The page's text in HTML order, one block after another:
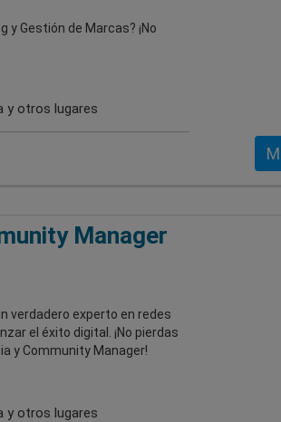
y Gestión de Marcas? ¡No
y otros lugares
Manager
verdadero experto en redes
el éxito digital. ¡No pierdas
y Community Manager!
y otros lugares